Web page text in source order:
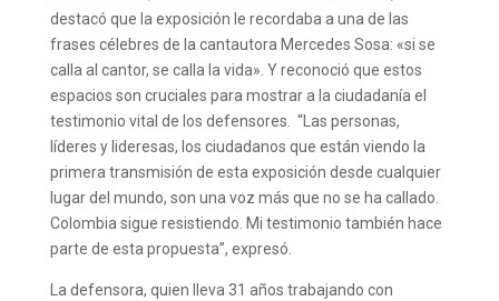
destacó que la exposición le recordaba a una de las
frases célebres de la cantautora Mercedes Sosa: «si se
calla al cantor, se calla la vida». Y reconoció que estos
espacios son cruciales para mostrar a la ciudadanía el
testimonio vital de los defensores. “Las personas,
líderes y lideresas, los ciudadanos que están viendo la
primera transmisión de esta exposición desde cualquier
lugar del mundo, son una voz más que no se ha callado.
Colombia sigue resistiendo. Mi testimonio también hace
parte de esta propuesta”, expresó.
La defensora, quien lleva 31 años trabajando con